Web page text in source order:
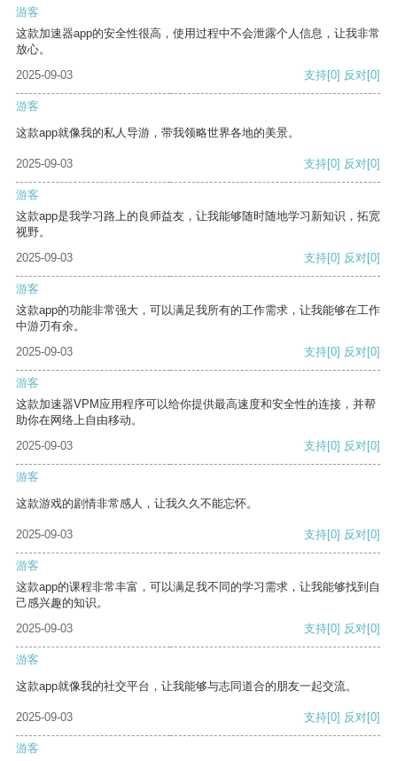
游客
这款加速器app的安全性很高，使用过程中不会泄露个人信息，让我非常
放心。
2025-09-03
支持[0] 反对[0]
游客
这款app就像我的私人导游，带我领略世界各地的美景。
2025-09-03 支持[0] 反对[0]
游客
这款app是我学习路上的良师益友，让我能够随时随地学习新知识，拓宽
视野。
2025-09-03
支持[0] 反对[0]
游客
这款app的功能非常强大，可以满足我所有的工作需求，让我能够在工作
中游刃有余。
2025-09-03
支持[0] 反对[0]
游客
这款加速器VPM应用程序可以给你提供最高速度和安全性的连接，并帮
助你在网络上自由移动。
2025-09-03
支持[0] 反对[0]
游客
这款游戏的剧情非常感人，让我久久不能忘怀。
2025-09-03 支持[0] 反对[0]
游客
这款app的课程非常丰富，可以满足我不同的学习需求，让我能够找到自
己感兴趣的知识。
2025-09-03
支持[0] 反对[0]
游客
这款app就像我的社交平台，让我能够与志同道合的朋友一起交流。
2025-09-03 支持[0] 反对[0]
游客